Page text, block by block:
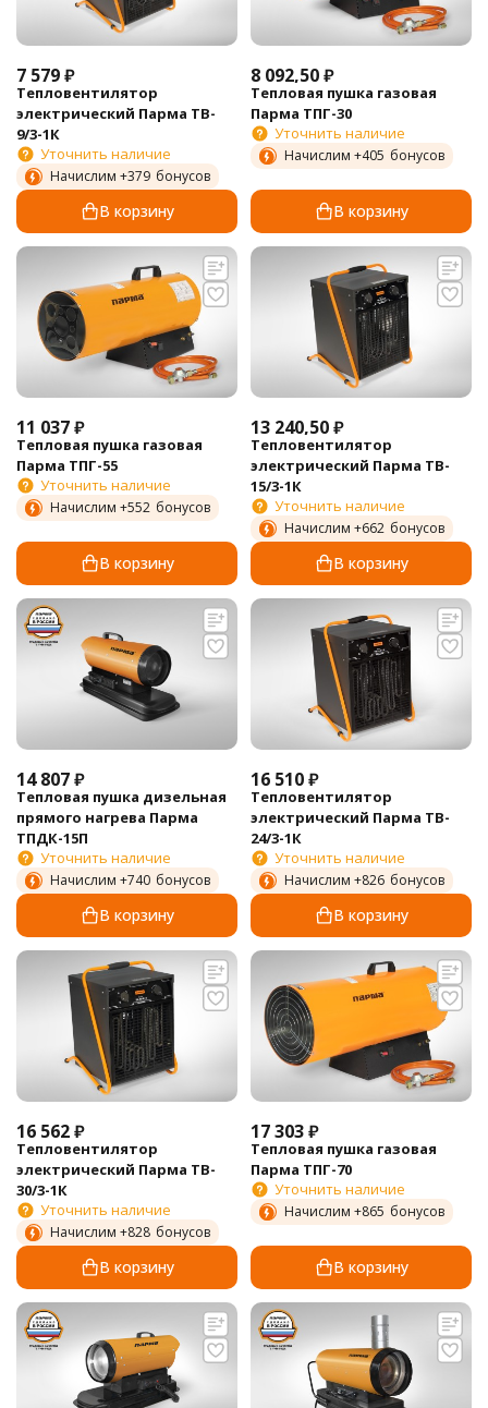
7 579₽
Тепловентилятор
электрический Парма TB-
9/3-1К
Уточнить наличие
Начислим +379 бонусов
В корзину
8 092,50₽
Тепловая пушка газовая
Парма ТПГ-30
Уточнить наличие
Начислим +405 бонусов
В корзину
11 037₽
Тепловая пушка газовая
Парма ТПГ-55
Уточнить наличие
Начислим +552 бонусов
В корзину
13 240,50₽
Тепловентилятор
электрический Парма TB-
15/3-1К
Уточнить наличие
Начислим +662 бонусов
В корзину
14 807₽
Тепловая пушка дизельная
прямого нагрева Парма
ТПДК-15П
Уточнить наличие
Начислим +740 бонусов
В корзину
16 510₽
Тепловентилятор
электрический Парма TB-
24/3-1К
Уточнить наличие
Начислим +826 бонусов
В корзину
16 562₽
Тепловентилятор
электрический Парма TB-
30/3-1К
Уточнить наличие
Начислим +828 бонусов
В корзину
17 303₽
Тепловая пушка газовая
Парма ТПГ-70
Уточнить наличие
Начислим +865 бонусов
В корзину